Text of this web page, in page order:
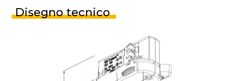
Disegno tecnico